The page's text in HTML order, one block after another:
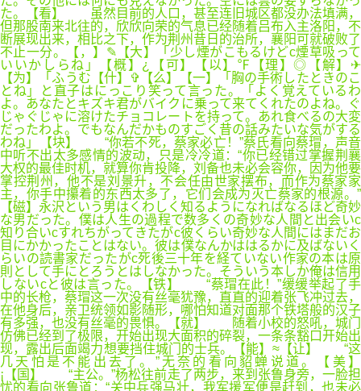
た。【看】 虽然目前的人口，甚至连旧城区都没办法填满，
但那股南来北往的，欣欣向荣的气息已经随着吕布入主洛阳，不
断展现出来，相比之下，作为荆州昔日的治所，襄阳可就破败了
不止一分。【，】✎【大】「少し煙がこもるけどc煙草吸って
いいかしらね」【概】¿【可】【以】℉【理】◎【解】✈
【为】「ふうむ【什】✞【么】【一】「胸の手術したときのこ
とね」と直子はにっこり笑って言った。「よく覚えているわ
よ。あなたとキズキ君がバイクに乗って来てくれたのよね。ぐ
じゃぐじゃに溶けたチョコレートを持って。あれ食べるの大変
だったわよ。でもなんだかものすごく昔の話みたいな気がする
わね」【块】 “你若不死，蔡家必亡！”蔡氏看向蔡瑁，声音
中听不出太多感情的波动，只是冷冷道：“你已经错过掌握荆襄
大权的最佳时机，就算你肯投降，刘备也未必会容你，因为他要
掌控荆州，他不是刘景升，不会任由世家摆布，而作为蔡家家
主，你手中攥着的东西太多了，它们会成为灭亡蔡家的根源。”
【磁】永沢という男はくわしく知るようになればなるほど奇妙
な男だった。僕は人生の過程で数多くの奇妙な人間と出会いc
知り合いcすれちがってきたがc彼くらい奇妙な人間にはまだお
目にかかったことはない。彼は僕なんかははるかに及ばないく
らいの読書家だったがc死後三十年を経ていない作家の本は原
則として手にとろうとはしなかった。そういう本しか俺は信用
しないcと彼は言った。【铁】 “蔡瑁在此！”缓缓举起了手
中的长枪，蔡瑁这一次没有丝毫犹豫，直直的迎着张飞冲过去，
在他身后，亲卫统领如影随形，哪怕知道对面那个铁塔般的汉子
有多强，也没有丝毫的畏惧。【就】 随着小校的怒吼，城门
仿佛已经到了极限，开始出现大面积的碎裂，一条条豁口开始出
现，露出后面竭力想要挡住城门的士兵。【能】≈【让】 “这
几天怕是不能出去了。”无奈的看向貂蝉说道。【美】
¡【国】 “主公。”杨松往前走了两步，来到张鲁身旁，一脸担
忧的看向张鲁道：“关中兵强马壮，我军援军便是赶到，也未必